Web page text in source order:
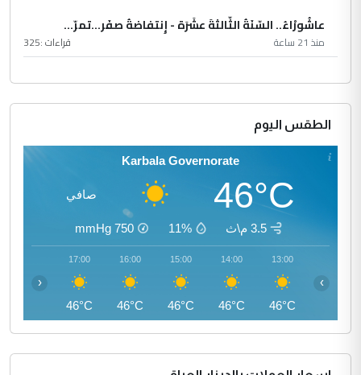
عاشُورْاءُ.. السّنَةُ الثّالثةَ عشَرَة - إِنتفاضةُ صفَر…تمرّ...
منذ 21 ساعة قراءات :325
الطقس اليوم
Karbala Governorate
46°C صافي
3.5 م\ث 11%
750
mmHg
13:00
46°C
14:00
46°C
15:00
46°C
16:00
46°C
17:00
46°C
‹ ›